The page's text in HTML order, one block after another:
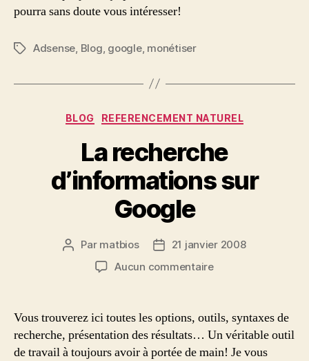
pourra sans doute vous intéresser!
Étiquettes
Adsense Blog google, monétiser
Catégories
BLOG REFERENCEMENT NATUREL
La recherche
d’informations sur
Google
Auteur
l’article
Par matbios
Date21 janvier 2008
Aucun commentairesur
d’informations
sur
Google
Vous trouverez ici toutes les options, outils, syntaxes de
recherche, présentation des résultats… Un véritable outil
de travail à toujours avoir à portée de main! Je vous